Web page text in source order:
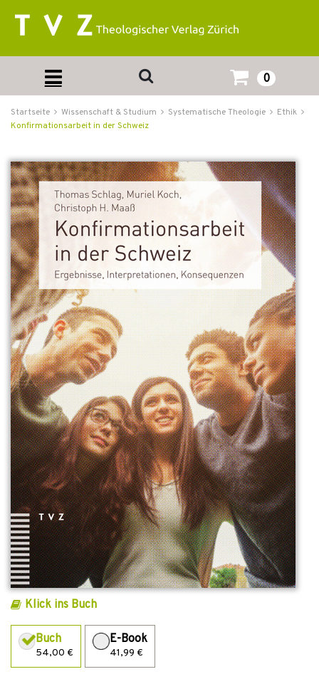
0
Startseite Wissenschaft & Studium Systematische Theologie
Ethik
Konfirmationsarbeit in der Schweiz
Klick ins Buch
Buch
54,00 €
E-Book
41,99 €